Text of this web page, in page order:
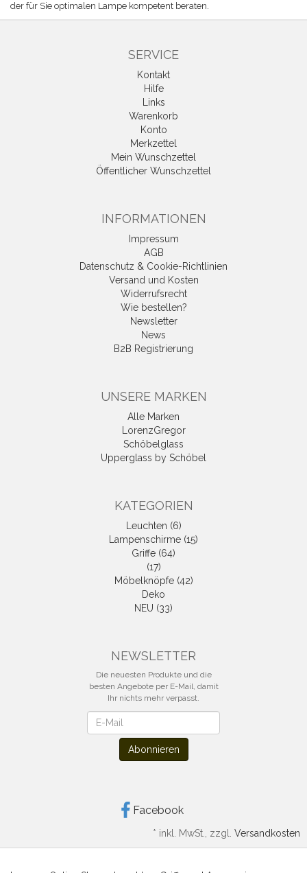
der für Sie optimalen Lampe kompetent beraten.
SERVICE
Kontakt
Hilfe
Links
Warenkorb
Konto
Merkzettel
Mein Wunschzettel
Öffentlicher Wunschzettel
INFORMATIONEN
Impressum
AGB
Datenschutz & Cookie-Richtlinien
Versand und Kosten
Widerrufsrecht
Wie bestellen?
Newsletter
News
B2B Registrierung
UNSERE MARKEN
Alle Marken
LorenzGregor
Schöbelglass
Upperglass by Schöbel
KATEGORIEN
Leuchten (6)
Lampenschirme (15)
Griffe (64)
(17)
Möbelknöpfe (42)
Deko
NEU (33)
NEWSLETTER
Die neuesten Produkte und die
besten Angebote per E-Mail, damit
Ihr nichts mehr verpasst.
Abonnieren
Facebook
* inkl. MwSt., zzgl. Versandkosten